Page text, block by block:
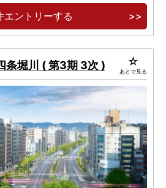
を。
て刺激に満ちた京都都心田の
エントリーする
条堀川 ( 第3期 3次 ) あとで見る